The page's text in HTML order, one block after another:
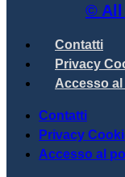
© All
Contatti
Privacy
Accesso
Contatti
Privacy
Accesso al